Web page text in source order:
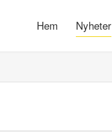
Hem Nyheter